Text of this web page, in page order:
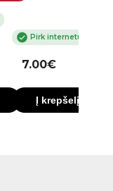
Pirk internetu
7.00€
Į krepšelį